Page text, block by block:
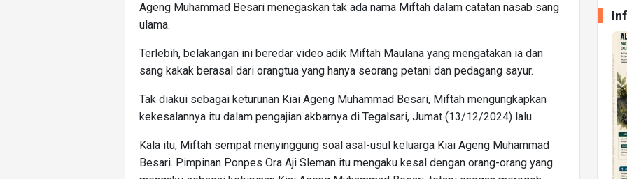
Ageng Muhammad Besari menegaskan tak ada nama Miftah dalam catatan nasab sang
ulama.
Terlebih, belakangan ini beredar video adik Miftah Maulana yang mengatakan ia dan
sang kakak berasal dari orangtua yang hanya seorang petani dan pedagang sayur.
Tak diakui sebagai keturunan Kiai Ageng Muhammad Besari, Miftah mengungkapkan
kekesalannya itu dalam pengajian akbarnya di Tegalsari, Jumat (13/12/2024) lalu.
Kala itu, Miftah sempat menyinggung soal asal-usul keluarga Kiai Ageng Muhammad
Besari. Pimpinan Ponpes Ora Aji Sleman itu mengaku kesal dengan orang-orang yang